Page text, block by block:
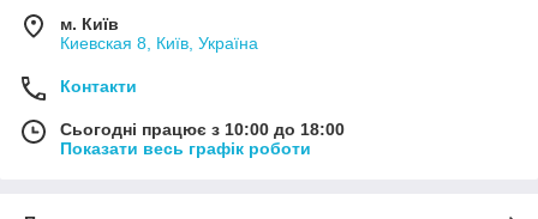
м. Київ
Киевская 8, Київ, Україна
Контакти
Сьогодні працює з 10:00 до 18:00
Показати весь графік роботи